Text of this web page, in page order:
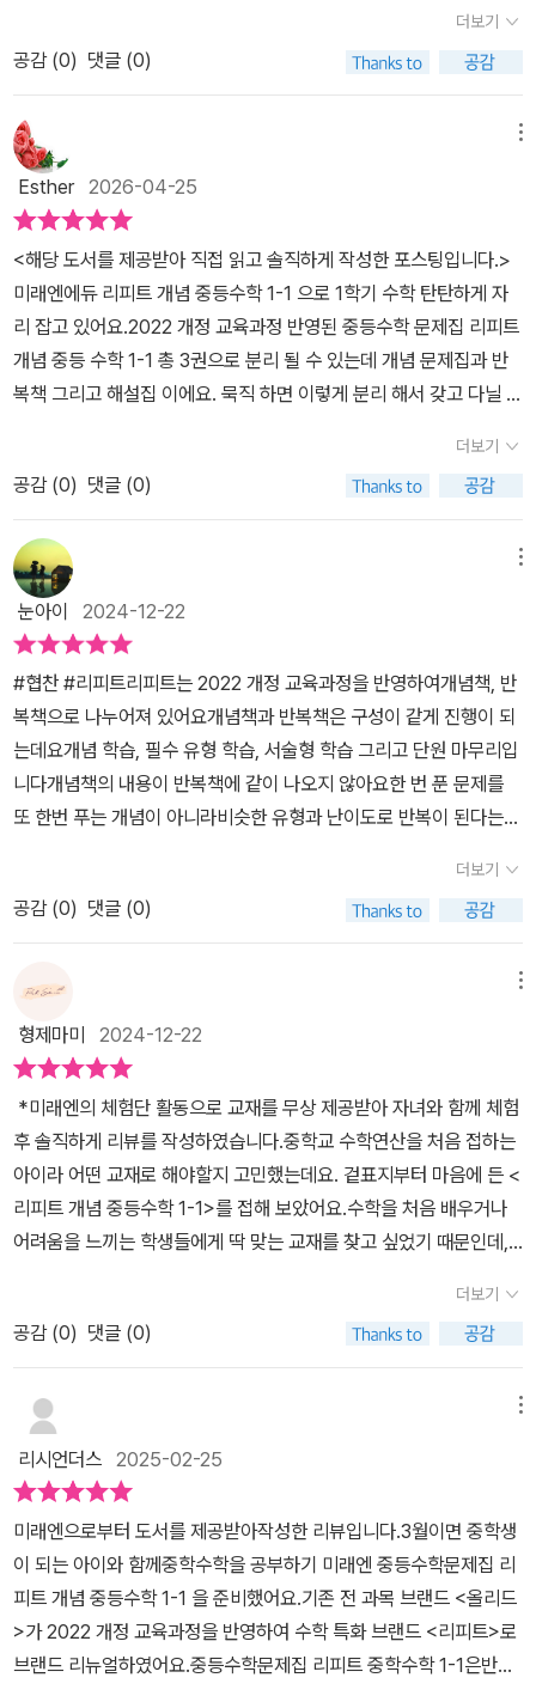
제집 #중등수학문제집추천 #수학문제집추천 #중1 #중2 #중학교1
학년 #중학교2학년 #공스타그램 #2022개정교육과정
제를 풀어볼수 있느데요사고력과 문제 해결력을 키우고사술형도 훈
련할수 있어서 모든 실전에서 사진감을 가질수 있어요. ​ 한개 단원이
있어요 기본책으로 기본 개념을 한번 배우고 나서반복책으로 다시 한
번 복습해 볼수 있어요. 반복책 단원 시작전에도 이번 단원에서 배울
내용을 한 페이지로 잘 정리해 놓아서 한번 읽어보고 문제풀이 해 볼
수 있어요 반복책에서도 기본개념과 필수유형문제를 풀고단원평가
로 마무리 해 볼수 있어요. 이렇게 반복해서 공부하면서기본을 단단
히 잡을수 있지요 엄마표로 진행하는데 빠지면 안될 정답과 해설,단
순 정답 뿐만아니라 해설부분도 있어서 아아한테 설명해 주기 편해서
좋네요 중등 수학이라 한문제씩 너무 열심히 풀고 있는 선아랍니다.
겨울방학동안 천천히 풀어봐야 겠어요.
개정 교육과정에서 중학교 1학년 1학기에는소인수분해, 정수와 유리
수, 정수와 유리수의 계산,문자의 사용과 식, 일차방정식, 좌표평면과
그래프, 정비례와 반비례를 배우게 됩니다.1학기에 해당하는 대수 파
트는 고등과의 연계 측면에서도매우 중요하고 앞으로 배울 내용의 기
초 중의 기초가 되므로정말 꼼꼼히 잘 공부해두어야 하겠어요.각 대
단원은 다시 중단원과 소단원으로 나누어져 있어요.목차에 쓰여있는
개념들을 먼저 읽어보면서배울 것들에 대해 미리 생각해 봅니다.이
부분에 스스로 답을 할 수 있을 정도면개념 고웁 확실하다 할 수 있겠
죠? ^^ 개념 부분만 먼저 살펴보면,내용 정리가 아주 깔끔하게 되어
있다는 것을 알 수 있어요.군더더기 없이 개념 정리가 잘 되어 있고,이
해하기 쉽게 형광펜 표시와 풀이 등이 잘 나와있어요.한가지 더 좋았
던 부분은 개념 정리 하단에 있는개념 브릿지 부분입니다.주요 개념
을 스스로 빈 칸을 채워가며 완성하는 것인데요,아이가 스스로 정리
가 되는 것 같다고 하더라구요.나중에 이 부분들만 스스로 정리해 두
체크 문제들을 풀어봅니다.개념을 확실히 이해했는지 알 수 있는간단
하지만 필수적인 문제들이에요.꼼꼼히 찬찬히 풀어보았습니다.내용
잘 이해하고 있는 것 같아요~ 다행~^^그렇게 개념을 확인하고 문제
를 풀어 본 다음은필수 유형 익히기 문제를 풀어보게 됩니다.각 유형
마다 두 개의 문제를 풀어보게 되어 있어요.좌측에 대표 유형 문제가
있고 우측에 쌍둥이 문제가 나와있습니다.대체로 기본 개념에 충실한
문제들이라 잘 풀어냈어요.한걸음 더 유형 문제도 있는데요,조금 더
응용된 문제들을 통해 개념을 확실하게체크해 볼 수도 있어 좋았던
것 같습니다. 대단원 학습을 마치고 나면 통합하여 문제들을한 번 더
보게 됩니다.서술형 문제 역시 쌍둥이 문제로 되어 있고요,직접 풀이
과정을 반복해 보면서익숙해지고 잘 대처할 수 있을 것 같아요.마지
막 단원 마무리하기 문제입니다.약 20여개의 문제로 구성되어 있고
의 문제를 고루 풀어볼 수 있습니다.특히 마지막 부분에 레벨 업 문제
들을 넣어여러 유형과 응용 유형까지 고루 만나 볼 수 있게 구성한 점
이 맘에 들었어요.개념책에서 유형 문제들이 조금 부족하다는생각이
들수도 있는데요,각 유형별 문제가 두개뿐이라서요..하지만 리:피트
에는 반복 첵이 하나 더 존재합니다.반복이라는 말처럼, 또 교재의 제
목처럼아주 똑같은 형태의 교재가 한 권 더 제공되는 것인데요~개념
책으로 진도를 나가고, 반복첵 복습이나 숙제 용도로활용해 보면 정
말 딱일 것 같단 생각이 듭니다 ^^앞으로 개념 공부할 때는 리:피트 먼
래엔 에듀의 <리:피트> 꼭!!! 살펴보세요 ^^아이가 직접 추천했답니
다~
더보기
공감 (0) 댓글 (0)
Esther2026-04-25
<해당 도서를 제공받아 직접 읽고 솔직하게 작성한 포스팅입니다.>
미래엔에듀 리피트 개념 중등수학 1-1 으로 1학기 수학 탄탄하게 자
리 잡고 있어요.2022 개정 교육과정 반영된 중등수학 문제집 리피트
개념 중등 수학 1-1 총 3권으로 분리 될 수 있는데 개념 문제집과 반
복책 그리고 해설집 이에요. 묵직 하면 이렇게 분리 해서 갖고 다닐 수
특징 개념책과 반복첵!개념학습과 필수 유형 익히기, 서술형 감잡기,
단원 마무리 하기로 연결 되요. 반복첵! 은 개념북과 쌍둥이 구성 북으
로 반복 학습이 가능한 교재 이지요. 개념북은 소인수분해, 정수와 유
리수, 정수와 유리수의 계산, 문자의 사용과 식, 일차방정식, 좌표평면
과 그래프, 정비례와 반비례 부분인데 정말 중요한 포인트를 배우는
것 이기 때문에 한번 풀어서는 안되겠더라구요. 그 포인트가 반복첵
인거 같아요. 이런 부분이 미래엔에듀 리피트 개념 중등수학이 정말
마음에 듭니다. 2. 교재의 구성개념/ 개념 bridge / 개념체크개념을
정리 노트 처럼 간결하게 정리 해주고 개념 bridge로 간단하게 풀어
보는 과정이 있고 개념을 잘 이해 했는지 2~4문제 정도로 문제를 풀
어 보는 구성이라 아이들이 부담 스럽지 않게 공부를 할 수 있어요. 개
념 익히기도 힘든데 문제가 많으면 많이 지칠 것 같아 이런부분이 정
말 섬세하게 구성 하셨다 싶었어요. 3. 중간 파트 정리필수유형익히
기 / 한걸음 더 / 서술형 감잡기중간 파트를 지나면 다른 파트를 배우
한 되어 있어서 문제에 치여서 중간에 포기 하게 만드는 부담 스러운
문제집이 아니네요. 한걸음 더 부분에서는 조금 난이도를 높여서 문
제를 풀어 보는 방식이에요. 서술형에 스트레스 받지 않게 풀어 가이
드를 잘 해주는 타입의 문제들로 구성되어 있어요.4. 큰 파트 정리단
원마무리한 단원을 마무리 하는 것으로 단원 마루리하기로 문제가 2
0문제를 넘지 않는 다는게 특징 이에요. 어느 큰 파트는 10~15 정도
의 문제로 개념을 익히는데 최선을 다 하는 중학수학 문제집 입니다.
친절한 문제집 이라 생각이 되요. 어렵지 않게 풀어 갈 수 있고 수학은
아서 풀만 하겠어요!' 라고 말하는 것 보면 아무래도 글씨 쓰는 것을
부담스러워 하고 관심사가 많은 아이라 집중이 힘들었는데 '이 정도
면 가능해요' 라고 말해주네요. 반복 첵! 이라는 별도 책을 통해서 반
복 학습이 가능해서 실력 까지 올려 주는 문제집! 공부는 끈기 이고 꾸
준함이라 생각됩니다. 매일 많은 분량이 아니더라도 빼먹지 않고 공
부하는 습관을 길러 주면 실력은 자연 스럽게 따라 오는 결과가 아닐
까 싶어요. 중등수학 1-1은 개념과 필수유형, 서술형, 단원 마무리까
지 완벽하게 만날 수 있는 리피트 중등수학 1-1 입니다.
더보기
공감 (0) 댓글 (0)
눈아이 2024-12-22
#협찬 #리피트리피트는 2022 개정 교육과정을 반영하여개념책, 반
복책으로 나누어져 있어요개념책과 반복책은 구성이 같게 진행이 되
는데요개념 학습, 필수 유형 학습, 서술형 학습 그리고 단원 마무리입
니다​개념책의 내용이 반복책에 같이 나오지 않아요한 번 푼 문제를
또 한번 푸는 개념이 아니라비슷한 유형과 난이도로 반복이 된다는
해지는 과정으로 기본에 충실하며 중학교 수학을 맞이하려고 합니다
단원마무리는 시험기간에 다시 한번 푸는 방식으로 하기 위해서남겨
두었구요오답노트도 확실하게 하며아이가 수포자가 되지 않게 차근
차근수학이 재미보다는 수학이 할만하다는 자신감을 심어주기에 좋
더보기
공감 (0) 댓글 (0)
형제마미 2024-12-22
*미래엔의 체험단 활동으로 교재를 무상 제공받아 자녀와 함께 체험
후 솔직하게 리뷰를 작성하였습니다.중학교 수학연산을 처음 접하는
아이라 어떤 교재로 해야할지 고민했는데요. 겉표지부터 마음에 든 <
리피트 개념 중등수학 1-1>를 접해 보았어요.수학을 처음 배우거나
어려움을 느끼는 학생들에게 딱 맞는 교재를 찾고 싶었기 때문인데,
어요. 아이가 중학교 수학을 시작하면서, 어렵지 않게 개념을 차근차
근 배우고, 문제를 풀며 자신감을 키울 수 있게 돕는 교재였어요.첫 번
째로, 교재의 구성이 정말 마음에 들었어요. 교재는 크게 개념 책, 반
복 첵, 정답과 해설로 나누어져 있어서, 각 부분을 따로따로 공부할 수
있어 효율적이에요. 교재를 넘겨보면서 느낀 점은 문제 구성이 깔끔
하고 체계적이라는 점이에요. 개념을 배우고 나면 그에 맞는 문제들
이 적절하게 배치되어 있어서, 아이가 개념을 이해했는지 바로 확인
할 수 있어요. 무엇보다 반복 학습을 할 수 있도록 반복 첵이 마련되어
있어서, 아이가 학습한 내용을 자연스럽게 복습하며 실력을 다질 수
있어요. 처음 배우는 개념을 놓치지 않고 반복하며 확실히 잡을 수 있
어, 부모로서 굉장히 만족스러웠어요.또한, 개념 설명이 친절하고 명
확해서 아이가 스스로 읽고 이해할 수 있도록 잘 구성되어 있었어요.
더보기
공감 (0) 댓글 (0)
리시언더스 2025-02-25
미래엔으로부터 도서를 제공받아작성한 리뷰입니다.3월이면 중학생
이 되는 아이와 함께중학수학을 공부하기 미래엔 중등수학문제집 리
피트 개념 중등수학 1-1 을 준비했어요.기존 전 과목 브랜드 <올리드
>가 2022 개정 교육과정을 반영하여 수학 특화 브랜드 <리피트>로
브랜드 리뉴얼하였어요.중등수학문제집 리피트 중학수학 1-1은반복